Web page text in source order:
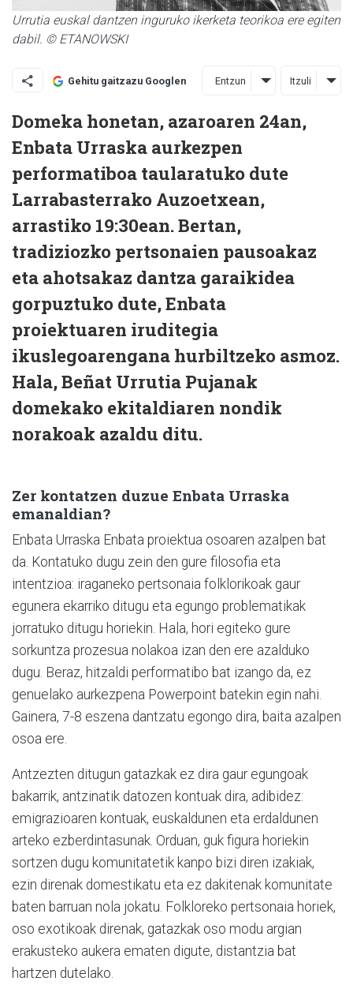
Urrutia euskal dantzen inguruko ikerketa teorikoa ere egiten
dabil. © ETANOWSKI
Gehitu gaitzazu Googlen Entzun Itzuli
Domeka honetan, azaroaren 24an,
Enbata Urraska aurkezpen
performatiboa taularatuko dute
Larrabasterrako Auzoetxean,
arrastiko 19:30ean. Bertan,
tradiziozko pertsonaien pausoakaz
eta ahotsakaz dantza garaikidea
gorpuztuko dute, Enbata
proiektuaren iruditegia
ikuslegoarengana hurbiltzeko asmoz.
Hala, Beñat Urrutia Pujanak
domekako ekitaldiaren nondik
norakoak azaldu ditu.
Zer kontatzen duzue Enbata Urraska
emanaldian?
Enbata Urraska Enbata proiektua osoaren azalpen bat
da. Kontatuko dugu zein den gure filosofia eta
intentzioa: iraganeko pertsonaia folklorikoak gaur
egunera ekarriko ditugu eta egungo problematikak
jorratuko ditugu horiekin. Hala, hori egiteko gure
sorkuntza prozesua nolakoa izan den ere azalduko
dugu. Beraz, hitzaldi performatibo bat izango da, ez
genuelako aurkezpena Powerpoint batekin egin nahi.
Gainera, 7-8 eszena dantzatu egongo dira, baita azalpen
osoa ere.
Antzezten ditugun gatazkak ez dira gaur egungoak
bakarrik, antzinatik datozen kontuak dira, adibidez:
emigrazioaren kontuak, euskaldunen eta erdaldunen
arteko ezberdintasunak. Orduan, guk figura horiekin
sortzen dugu komunitatetik kanpo bizi diren izakiak,
ezin direnak domestikatu eta ez dakitenak komunitate
baten barruan nola jokatu. Folkloreko pertsonaia horiek,
oso exotikoak direnak, gatazkak oso modu argian
erakusteko aukera ematen digute, distantzia bat
hartzen dutelako.